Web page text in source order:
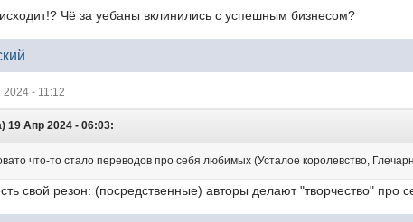
Чё за уебаны вклинились с успешным бизнесом?
- 11:12
19 Апр 2024 - 06:03:
что-то стало переводов про себя любимых (Усталое королевство,
свой резон: (посредственные) авторы делают "творчество"